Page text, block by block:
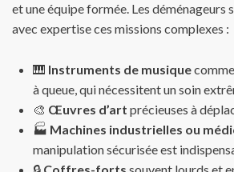
et une équipe formée. Les déménageurs
avec expertise ces missions complexes :
🎹 Instruments de musique
à queue, qui nécessitent un soin
🎨 Œuvres d’art précieuses à
🏭 Machines industrielles ou
manipulation sécurisée est